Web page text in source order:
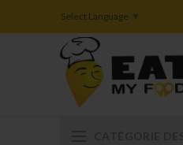
Select Language ▼